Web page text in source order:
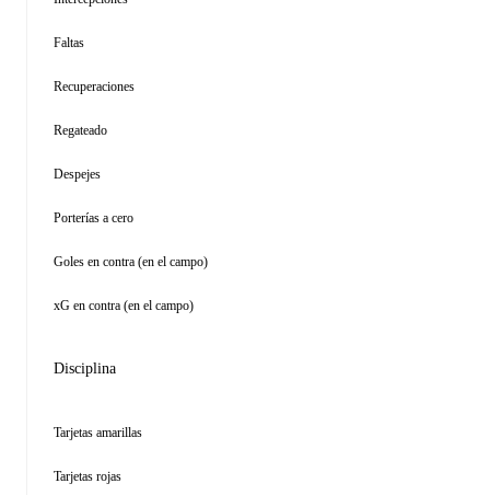
Faltas
Recuperaciones
Regateado
Despejes
Porterías a cero
Goles en contra (en el campo)
xG en contra (en el campo)
Disciplina
Tarjetas amarillas
Tarjetas rojas